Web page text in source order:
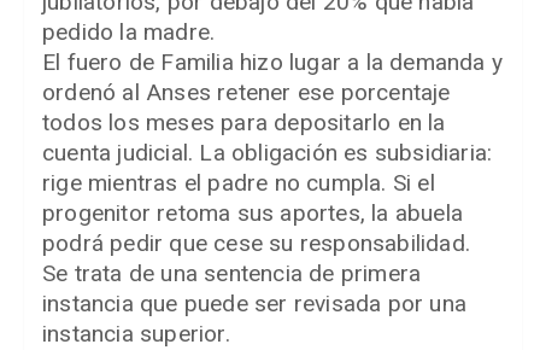
pedido la madre.
El fuero de Familia hizo lugar a la demanda y
ordenó al Anses retener ese porcentaje
todos los meses para depositarlo en la
cuenta judicial. La obligación es subsidiaria:
rige mientras el padre no cumpla. Si el
progenitor retoma sus aportes, la abuela
podrá pedir que cese su responsabilidad.
Se trata de una sentencia de primera
instancia que puede ser revisada por una
instancia superior.